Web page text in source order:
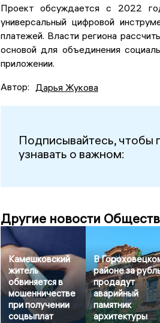
Проект обсуждается с 2022
универсальный цифровой
платежей. Власти региона
основой для объединения
приложении.
Автор: Дарья Жукова
Подписывайтесь, чтобы
узнавать о важном:
Другие новости
Камешковский
житель
обвиняется в
мошенничестве
при получении
соцвыплат
В
районе за
продадут
аварийный
памятник
архитектуры